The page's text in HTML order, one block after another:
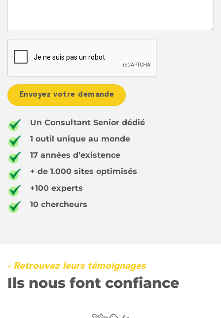
Un Consultant Senior dédié
1 outil unique au monde
17 années d’existence
+ de 1.000 sites optimisés
+100 experts
10 chercheurs
- Retrouvez leurs témoignages
Ils nous font confiance